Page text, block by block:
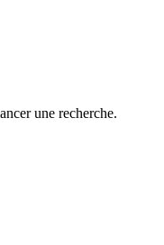
une recherche.